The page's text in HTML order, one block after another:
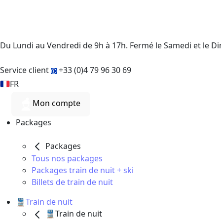
Du Lundi au Vendredi de 9h à 17h. Fermé le Samedi et le
Service client
+33 (0)4 79 96 30 69
FR
Mon compte
Packages
Packages
Tous nos packages
Packages train de nuit + ski
Billets de train de nuit
🚆Train de nuit
🚆Train de nuit